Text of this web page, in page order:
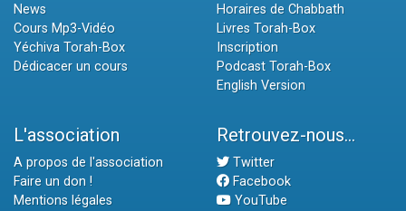
News
Cours Mp3-Vidéo
Yéchiva Torah-Box
Dédicacer un cours
Horaires de Chabbath
Livres Torah-Box
Inscription
Podcast Torah-Box
English Version
L'association
A propos de l'association
Faire un don !
Mentions légales
Retrouvez-nous...
Twitter
Facebook
YouTube